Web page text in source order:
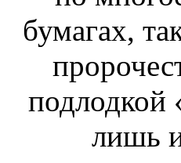
бумагах,
подлодкой
лишь